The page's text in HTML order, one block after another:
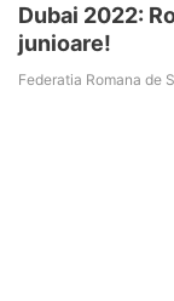
Dubai 2022:
junioare!
Federatia Romana de